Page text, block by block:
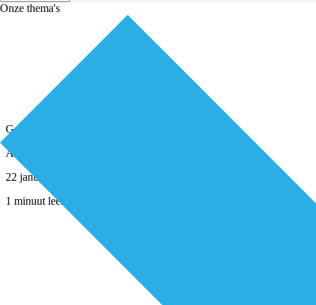
Onze thema's
Geplaatst door
Artikel van
22 januari 2020
1 minuut leestijd